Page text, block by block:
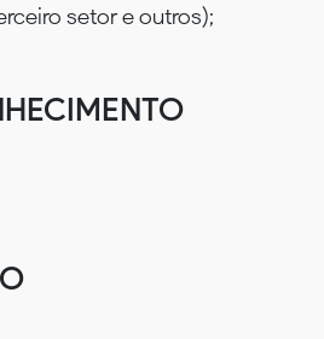
setor e outros);